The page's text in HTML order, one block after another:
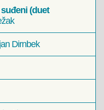
(duet
Dirnbek